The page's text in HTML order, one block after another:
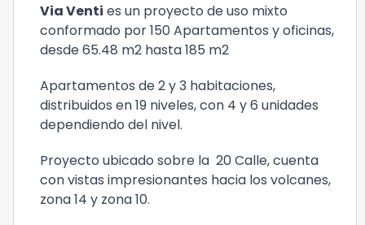
Via Venti es un proyecto de uso mixto
conformado por 150 Apartamentos y oficinas,
desde 65.48 m2 hasta 185 m2
Apartamentos de 2 y 3 habitaciones,
distribuidos en 19 niveles, con 4 y 6 unidades
dependiendo del nivel.
Proyecto ubicado sobre la 20 Calle, cuenta
con vistas impresionantes hacia los volcanes,
zona 14 y zona 10.